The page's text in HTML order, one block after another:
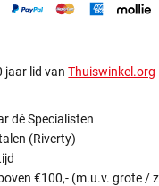
jaar lid vanThuiswinkel.org
dé Specialisten
(Riverty)
€100,- (m.u.v. grote /